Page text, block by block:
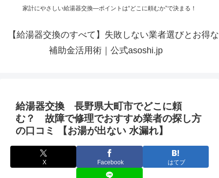
家計にやさしい給湯器交換—ポイントは“どこに頼むか”で決まる！
【給湯器交換のすべて】失敗しない業者選びとお得な
補助金活用術｜公式asoshi.jp
給湯器交換 長野県大町市でどこに頼
む？ 故障で修理でおすすめ業者の探し方
の口コミ 【お湯が出ない 水漏れ】
X Facebook はてブ